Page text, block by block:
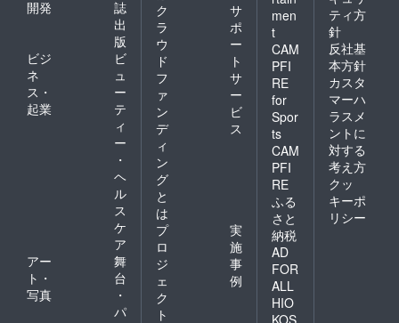
開発
誌
出
版
ビジ
ネ
ス・
起業
ビ
ュ
ー
テ
ィ
ー
・
ヘ
ル
ス
ケ
ア
アー
ト・
写真
舞
台
・
パ
ク
ラ
ウ
ド
フ
ァ
ン
デ
ィ
ン
グ
と
は
サ
ポ
ー
ト
サ
ー
ビ
ス
プ
ロ
ジ
ェ
ク
ト
実
施
事
例
men
t
CAM
PFI
RE
for
Spor
ts
CAM
PFI
RE
ふる
さと
納税
AD
FOR
ALL
HIO
ティ方
針
反社基
本方針
カスタ
マーハ
ラスメ
ントに
対する
考え方
クッ
キーポ
リシー